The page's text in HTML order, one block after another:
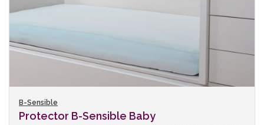
B-Sensible
Protector B-Sensible Baby